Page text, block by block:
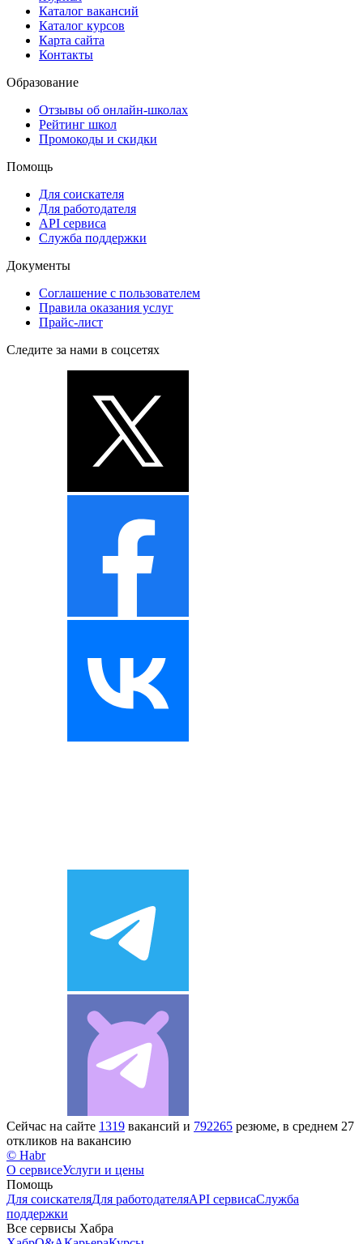
Каталог вакансий
Каталог курсов
Карта сайта
Контакты
Образование
Отзывы об онлайн-школах
Рейтинг школ
Промокоды и скидки
Помощь
Для соискателя
Для работодателя
API сервиса
Служба поддержки
Документы
Соглашение с пользователем
Правила оказания услуг
Прайс-лист
Следите за нами в соцсетях
Сейчас на сайте 1319 вакансий и 792265 резюме, в среднем 27
откликов на вакансию
© Habr
О сервисеУслуги и цены
Помощь
Для соискателяДля работодателяAPI сервисаСлужба
поддержки
Все сервисы Хабра